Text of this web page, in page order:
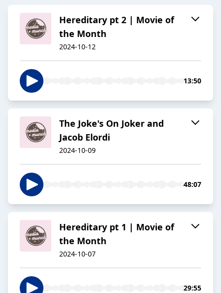
Hereditary pt 2 | Movie of
the Month
2024-10-12
13:50
The Joke's On Joker and
Jacob Elordi
2024-10-09
48:07
Hereditary pt 1 | Movie of
the Month
2024-10-07
29:55